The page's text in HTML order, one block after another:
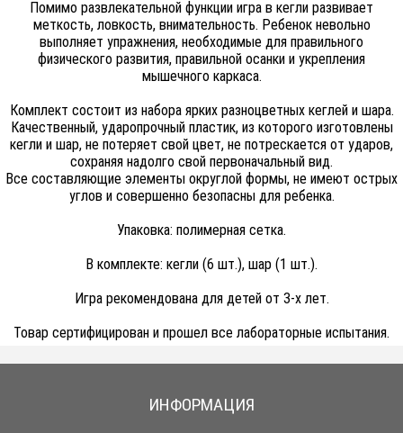
Помимо развлекательной функции игра в кегли развивает
меткость, ловкость, внимательность. Ребенок невольно
выполняет упражнения, необходимые для правильного
физического развития, правильной осанки и укрепления
мышечного каркаса.
Комплект состоит из набора ярких разноцветных кеглей и шара.
Качественный, ударопрочный пластик, из которого изготовлены
кегли и шар, не потеряет свой цвет, не потрескается от ударов,
сохраняя надолго свой первоначальный вид.
Все составляющие элементы округлой формы, не имеют острых
углов и совершенно безопасны для ребенка.
Упаковка: полимерная сетка.
В комплекте: кегли (6 шт.), шар (1 шт.).
Игра рекомендована для детей от 3-х лет.
Товар сертифицирован и прошел все лабораторные испытания.
ИНФОРМАЦИЯ